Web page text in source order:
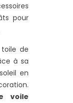
pour
de
à sa
en
voile